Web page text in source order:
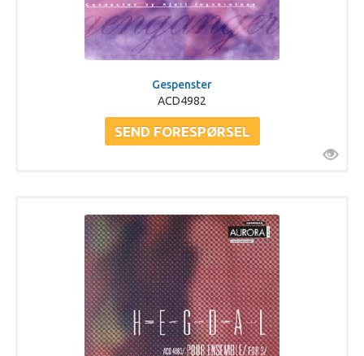
Gespenster
ACD4982